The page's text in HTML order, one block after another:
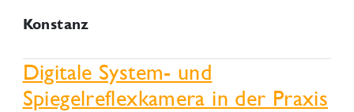
Konstanz
Digitale System- und
Spiegelreflexkamera in der Praxis